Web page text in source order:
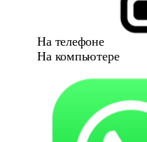
На телефоне
На компьютере